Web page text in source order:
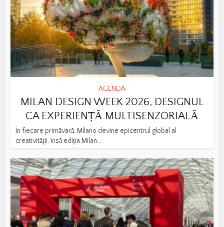
AGENDA
MILAN DESIGN WEEK 2026, DESIGNUL
CA EXPERIENȚĂ MULTISENZORIALĂ
În fiecare primăvară, Milano devine epicentrul global al
creativității, însă ediția Milan...